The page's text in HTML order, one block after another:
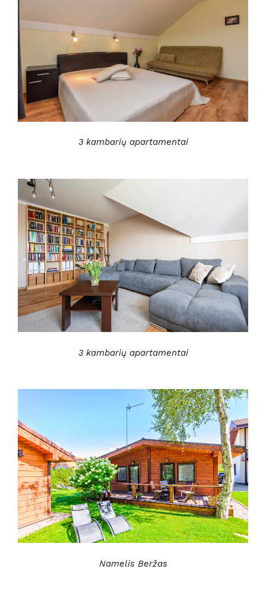
3 kambarių apartamentai
3 kambarių apartamentai
Namelis Beržas